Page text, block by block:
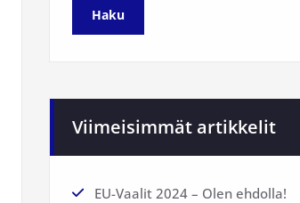
Viimeisimmät artikkelit
EU-Vaalit 2024 – Olen ehdolla!